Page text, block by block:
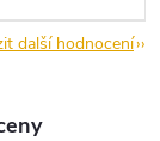
další hodnocení